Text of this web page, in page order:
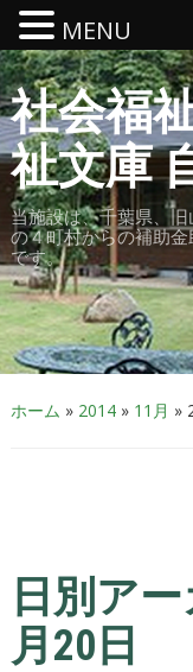
社会福
祉文庫
当施設は、千葉県、
の４町村からの補助
です。
ホーム » 2014» 11月 »
日別ア
月20日
MENU